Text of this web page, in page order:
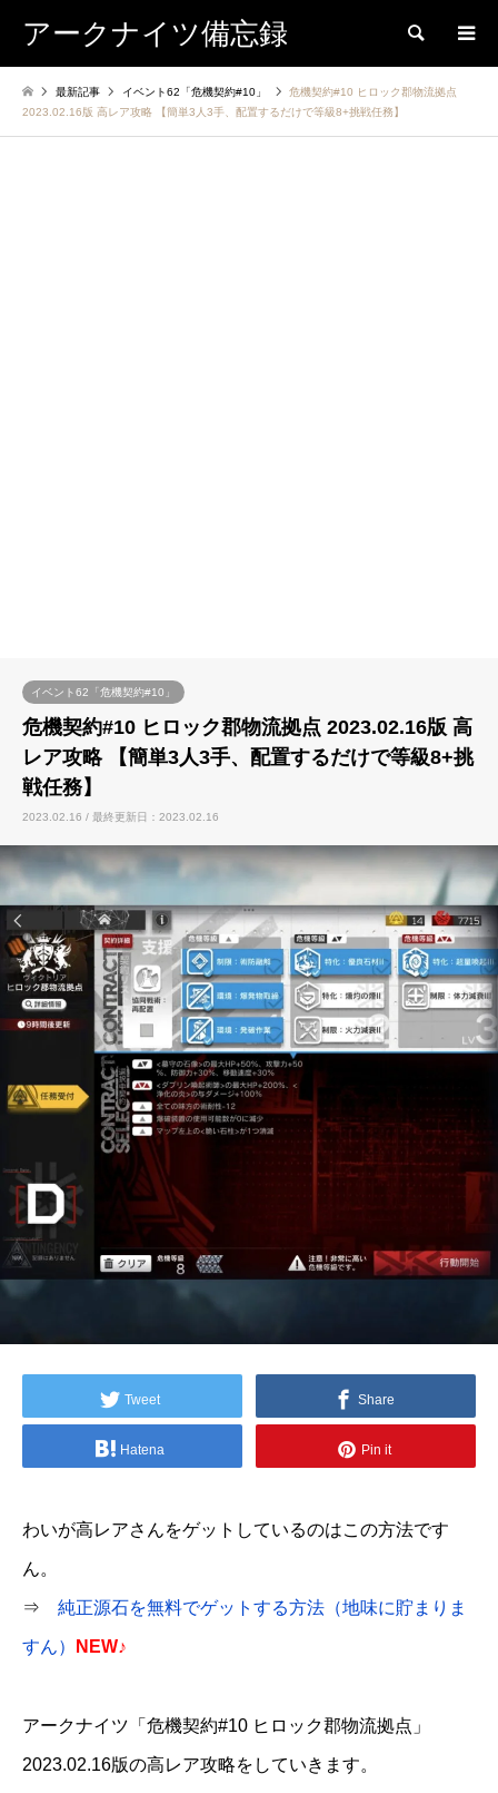
アークナイツ備忘録 検索
最新記事 イベント62「危機契約#10」
危機契約#10 ヒロック郡物流拠点
2023.02.16版 高レア攻略 【簡単3人3手、配置するだけで等級8+挑戦任務】
イベント62「危機契約#10」
危機契約#10 ヒロック郡物流拠点 2023.02.16版 高
レア攻略 【簡単3人3手、配置するだけで等級8+挑
戦任務】
2023.02.16 / 最終更新日：2023.02.16
Tweet Share
Hatena Pin it
わいが高レアさんをゲットしているのはこの方法です
ん。
⇒ 純正源石を無料でゲットする方法（地味に貯まりま
すん） NEW♪
アークナイツ「危機契約#10 ヒロック郡物流拠点」
2023.02.16版の高レア攻略をしていきます。